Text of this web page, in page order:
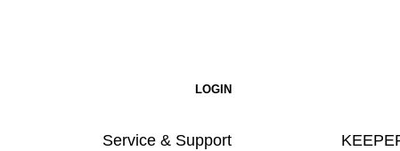
Service & Support